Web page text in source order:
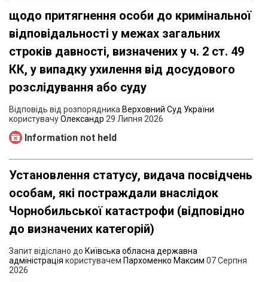
щодо притягнення особи до кримінальної
відповідальності у межах загальних
строків давності, визначених у ч. 2 ст. 49
КК, у випадку ухилення від досудового
розслідування або суду
Відповідь від розпорядника Верховний Суд України
користувачуОлександр 29 Липня 2026
Information not held
Установлення статусу, видача посвідчень
особам, які постраждали внаслідок
Чорнобильської катастрофи (відповідно
до визначених категорій)
Запит відіслано до Київська обласна державна
адміністрація користувачем Пархоменко Максим 07 Серпня
2026